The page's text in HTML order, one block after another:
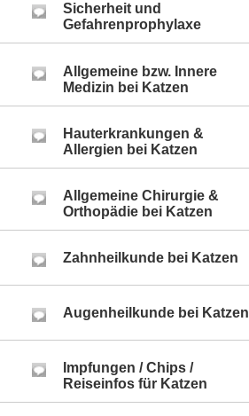
Sicherheit und
Gefahrenprophylaxe
Allgemeine bzw. Innere
Medizin bei Katzen
Hauterkrankungen &
Allergien bei Katzen
Allgemeine Chirurgie &
Orthopädie bei Katzen
Zahnheilkunde bei Katzen
Augenheilkunde bei Katzen
Impfungen / Chips /
Reiseinfos für Katzen